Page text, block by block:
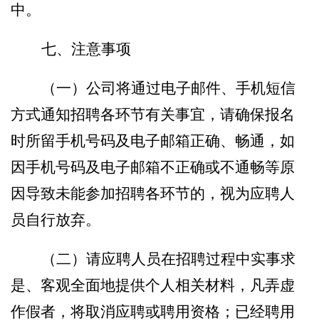
中。
七、注意事项
（一） 公司 将通过电子邮件、手机短信
方式通知招聘各环节有关事宜，请确保报名
时所留手机号码及电子邮箱正确、畅通，如
因手机号码及电子邮箱不正确或不通畅等原
因导致未能参加招聘各环节的，视为应聘人
员自行放弃。
（二）请应聘人员在招聘过程中实事求
是、客观全面地提供个人相关材料，凡弄虚
作假者，将取消应聘或聘用资格；已经聘用